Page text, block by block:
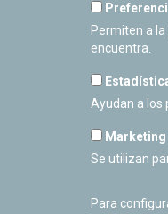
Cerrado
Permiten a
encuentra.
Ayudan a
Marketing
Se utilizan
Para